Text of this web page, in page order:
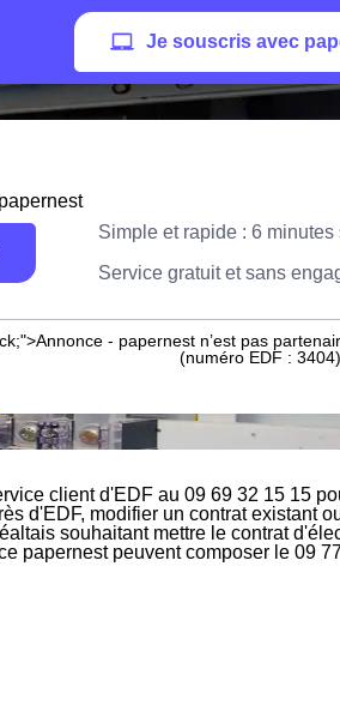
Je souscris avec
Simple et rapide : 6 minutes
Service gratuit et sans
- papernest n’est pas
(numéro EDF :
client d'EDF au 09 69 32 15 15
d'EDF, modifier un contrat existant
souhaitant mettre le contrat
papernest peuvent composer le 09